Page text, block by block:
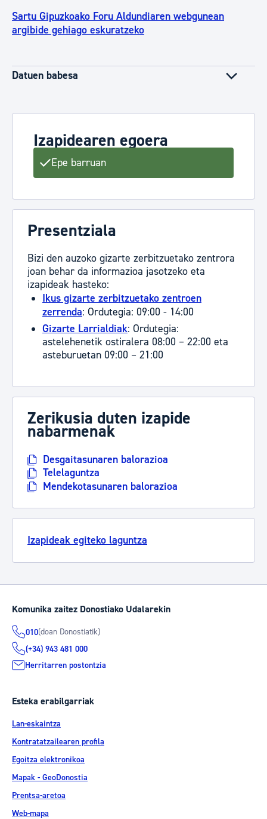
Sartu Gipuzkoako Foru Aldundiaren webgunean
argibide gehiago eskuratzeko
Datuen babesa
Izapidearen egoera
Epe barruan
Presentziala
Bizi den auzoko gizarte zerbitzuetako zentrora
joan behar da informazioa jasotzeko eta
izapideak hasteko:
Ikus gizarte zerbitzuetako zentroen
zerrenda: Ordutegia: 09:00 - 14:00
Gizarte Larrialdiak: Ordutegia:
astelehenetik ostiralera 08:00 – 22:00 eta
asteburuetan 09:00 – 21:00
Zerikusia duten izapide
nabarmenak
Desgaitasunaren balorazioa
Telelaguntza
Mendekotasunaren balorazioa
Izapideak egiteko laguntza
Komunika zaitez Donostiako Udalarekin
010(doan Donostiatik)
(+34) 943 481 000
Herritarren postontzia
Esteka erabilgarriak
Lan-eskaintza
Kontratatzailearen profila
Egoitza elektronikoa
Mapak - GeoDonostia
Prentsa-aretoa
Web-mapa